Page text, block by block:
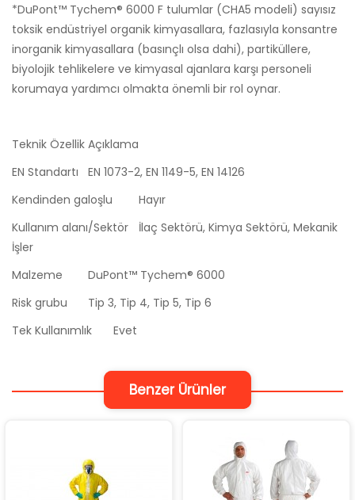
*DuPont™ Tychem® 6000 F tulumlar (CHA5 modeli) sayısız
toksik endüstriyel organik kimyasallara, fazlasıyla konsantre
inorganik kimyasallara (basınçlı olsa dahi), partiküllere,
biyolojik tehlikelere ve kimyasal ajanlara karşı personeli
korumaya yardımcı olmakta önemli bir rol oynar.
Teknik Özellik Açıklama
EN Standartı
EN 1073-2, EN 1149-5, EN 14126
Kendinden galoşlu
Hayır
Kullanım alanı/Sektör
İlaç Sektörü, Kimya Sektörü, Mekanik
İşler
Malzeme
DuPont™ Tychem® 6000
Risk grubu
Tip 3, Tip 4, Tip 5, Tip 6
Tek Kullanımlık
Evet
Benzer Ürünler